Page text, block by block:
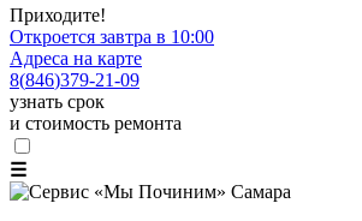
Приходите!
Откроется завтра в 10:00
Адреса на карте
8(846)379-21-09
узнать срок
и стоимость ремонта
☰